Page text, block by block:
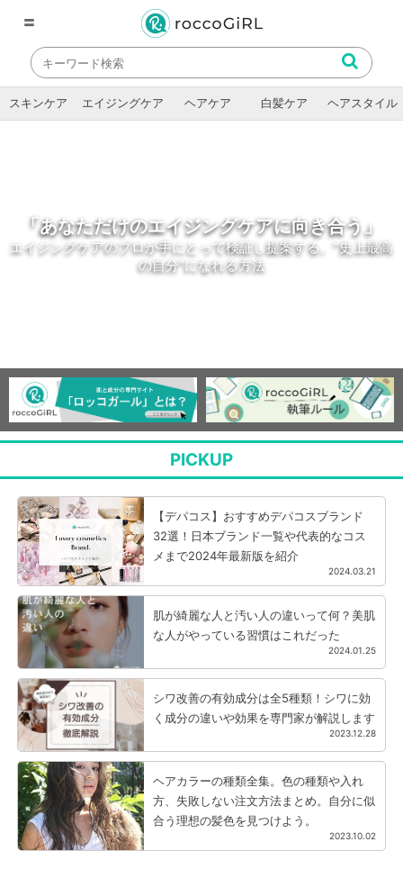
〓
スキンケア エイジングケア ヘアケア 白髪ケア ヘアスタイル
「あなただけのエイジングケアに向き合う」
エイジングケアのプロが手にとって検証し提案する。”史上最高
の自分”になれる方法
PICKUP
【デパコス】おすすめデパコスブランド
32選！日本ブランド一覧や代表的なコス
メまで2024年最新版を紹介
2024.03.21
肌が綺麗な人と汚い人の違いって何？美肌
な人がやっている習慣はこれだった
2024.01.25
シワ改善の有効成分は全5種類！シワに効
く成分の違いや効果を専門家が解説します
2023.12.28
ヘアカラーの種類全集。色の種類や入れ
方、失敗しない注文方法まとめ。自分に似
合う理想の髪色を見つけよう。
2023.10.02